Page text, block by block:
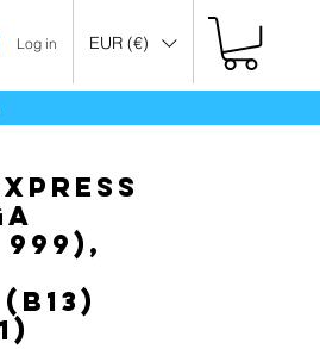
Log in EUR (€)